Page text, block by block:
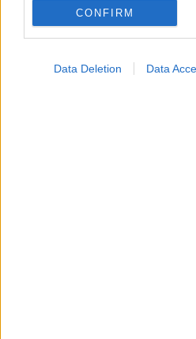
CONFIRM
Data Deletion Data